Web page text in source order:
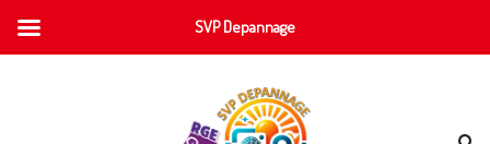
SVP Depannage